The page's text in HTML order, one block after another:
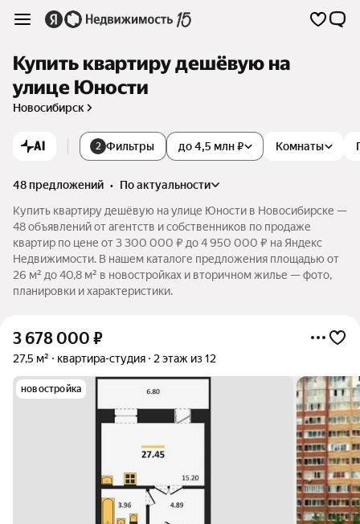
Купить квартиру дешёвую на
улице Юности
Новосибирск
AI 2 Фильтры Комнаты
до 4,5 млн ₽
48 предложений •
по актуальности
Купить квартиру дешёвую на улице Юности в Новосибирске —
48 объявлений от агентств и собственников по продаже
квартир по цене от 3 300 000 ₽ до 4 950 000 ₽ на Яндекс
Недвижимости. В нашем каталоге предложения площадью от
26 м² до 40,8 м² в новостройках и вторичном жилье — фото,
планировки и характеристики.
3 678 000 ₽
27,5 м² квартира-студия 2 этаж из 12
новостройка